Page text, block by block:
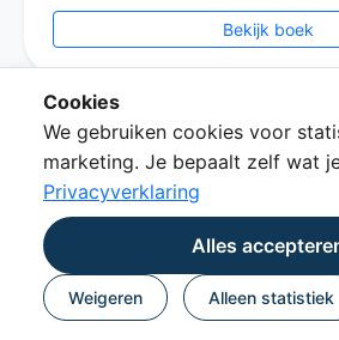
Bekijk boek
Cookies
We gebruiken cookies voor
marketing. Je bepaalt zelf wat
Privacyverklaring
Alles
Weigeren Alleen statistiek